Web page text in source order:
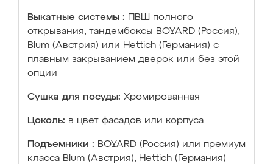
Выкатные системы :
ПВШ полного
открывания, тандембоксы BOYARD (Россия),
Blum (Австрия) или Hettich (Германия) с
плавным закрыванием дверок или без этой
опции
Сушка для посуды: Хромированная
Цоколь: в цвет фасадов или корпуса
Подъемники : BOYARD (Россия) или премиум
класса Blum (Австрия), Hettich (Германия)